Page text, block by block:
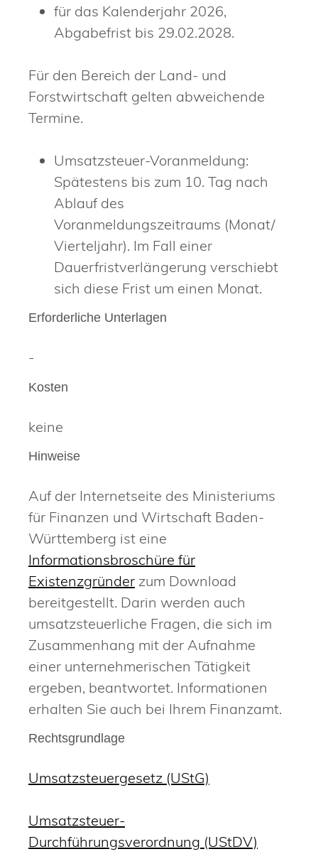
für das Kalenderjahr 2026,
Abgabefrist bis 29.02.2028.
Für den Bereich der Land- und
Forstwirtschaft gelten abweichende
Termine.
Umsatzsteuer-Voranmeldung:
Spätestens bis zum 10. Tag nach
Ablauf des
Voranmeldungszeitraums (Monat/
Vierteljahr). Im Fall einer
Dauerfristverlängerung verschiebt
sich diese Frist um einen Monat.
Erforderliche Unterlagen
-
Kosten
keine
Hinweise
Auf der Internetseite des Ministeriums
für Finanzen und Wirtschaft Baden-
Württemberg ist eine
Informationsbroschüre für
Existenzgründer zum Download
bereitgestellt. Darin werden auch
umsatzsteuerliche Fragen, die sich im
Zusammenhang mit der Aufnahme
einer unternehmerischen Tätigkeit
ergeben, beantwortet. Informationen
erhalten Sie auch bei Ihrem Finanzamt.
Rechtsgrundlage
Umsatzsteuergesetz (UStG)
Umsatzsteuer-
Durchführungsverordnung (UStDV)